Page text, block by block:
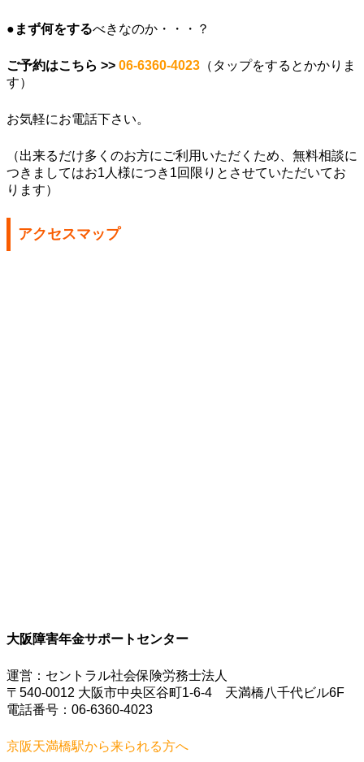
● まず何をするべきなのか・・・？
ご予約はこちら >> 06-6360-4023 （タップをするとかかりま
す）
お気軽にお電話下さい。
（出来るだけ多くのお方にご利用いただくため、無料相談に
つきましてはお1人様につき1回限りとさせていただいてお
ります）
アクセスマップ
大阪障害年金サポートセンター
運営：セントラル社会保険労務士法人
〒540-0012 大阪市中央区谷町1-6-4 天満橋八千代ビル6F
電話番号：06-6360-4023
京阪天満橋駅から来られる方へ